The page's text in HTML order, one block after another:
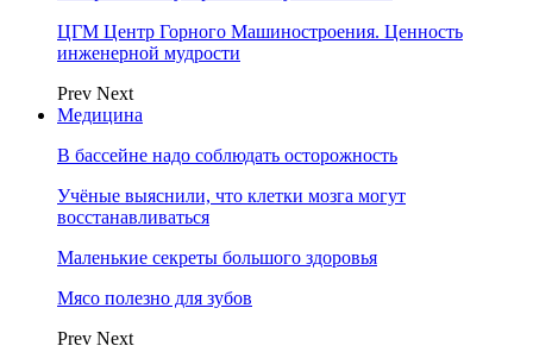
ЦГМ Центр Горного Машиностроения. Ценность
инженерной мудрости
Prev Next
Медицина
В бассейне надо соблюдать осторожность
Учёные выяснили, что клетки мозга могут
восстанавливаться
Маленькие секреты большого здоровья
Мясо полезно для зубов
Prev Next